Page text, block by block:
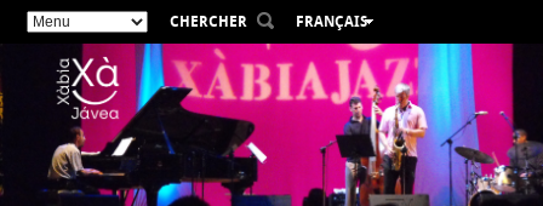
CHERCHER
FRANÇAIS
ESPAÑOL
VALENCIÀ
ENGLISH
DEUTSCH
РУССКИЙ